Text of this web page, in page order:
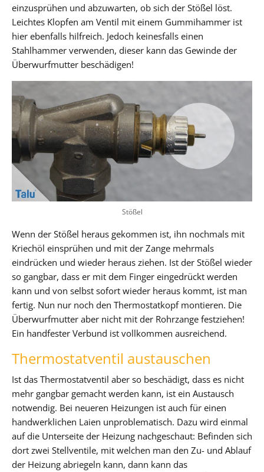
einzusprühen und abzuwarten, ob sich der Stößel löst.
Leichtes Klopfen am Ventil mit einem Gummihammer ist
hier ebenfalls hilfreich. Jedoch keinesfalls einen
Stahlhammer verwenden, dieser kann das Gewinde der
Überwurfmutter beschädigen!
Stößel
Wenn der Stößel heraus gekommen ist, ihn nochmals mit
Kriechöl einsprühen und mit der Zange mehrmals
eindrücken und wieder heraus ziehen. Ist der Stößel wieder
so gangbar, dass er mit dem Finger eingedrückt werden
kann und von selbst sofort wieder heraus kommt, ist man
fertig. Nun nur noch den Thermostatkopf montieren. Die
Überwurfmutter aber nicht mit der Rohrzange festziehen!
Ein handfester Verbund ist vollkommen ausreichend.
Thermostatventil austauschen
Ist das Thermostatventil aber so beschädigt, dass es nicht
mehr gangbar gemacht werden kann, ist ein Austausch
notwendig. Bei neueren Heizungen ist auch für einen
handwerklichen Laien unproblematisch. Dazu wird einmal
auf die Unterseite der Heizung nachgeschaut: Befinden sich
dort zwei Stellventile, mit welchen man den Zu- und Ablauf
der Heizung abriegeln kann, dann kann das